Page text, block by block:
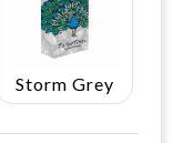
Storm Grey